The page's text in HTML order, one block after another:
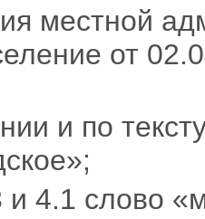
местной
от
и по
и 4.1 слово